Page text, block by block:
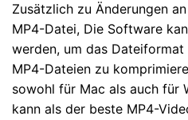
Zusätzlich zu Änderungen
MP4-Datei, Die Software
werden, um das
MP4-Dateien zu
sowohl für Mac als auch für
kann als der beste MP4-